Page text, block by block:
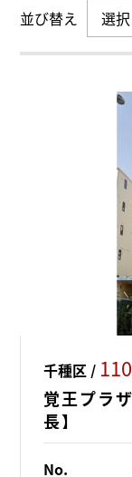
並び替え
千種区 /
覚王プラ
長】
No.